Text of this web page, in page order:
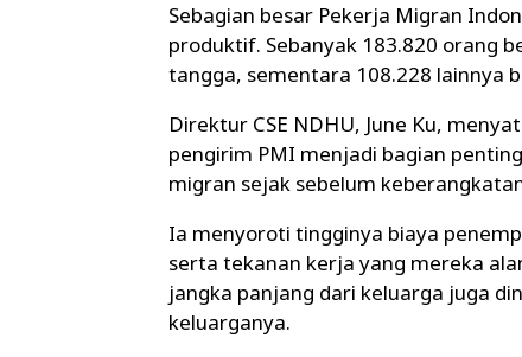
Sebagian besar Pekerja Migran
produktif. Sebanyak 183.820 orang
tangga, sementara 108.228 lainnya
Direktur CSE NDHU, June Ku,
pengirim PMI menjadi bagian
migran sejak sebelum
Ia menyoroti tingginya biaya
serta tekanan kerja yang mereka
jangka panjang dari keluarga juga
keluarganya.